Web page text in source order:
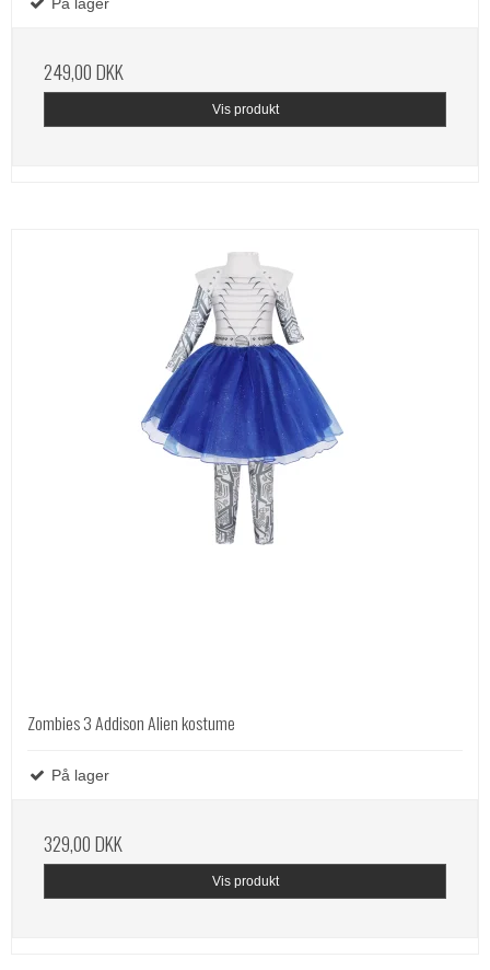
249,00 DKK
Vis produkt
Zombies 3 Addison Alien kostume
På lager
329,00 DKK
Vis produkt